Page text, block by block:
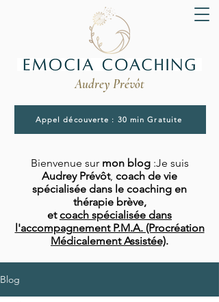
Audrey Prévôt
Appel découverte : 30 min Gratuite
Bienvenue sur mon blog :Je suis
Audrey Prévôt, coach de vie
spécialisée dans le coaching en
thérapie brève,
etcoach spécialisée dans
l'accompagnement P.M.A. (Procréation
Médicalement Assistée).
Blog